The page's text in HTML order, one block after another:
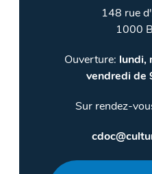
148 rue
1000
Ouverture: lundi,
vendredi de
Sur rendez-